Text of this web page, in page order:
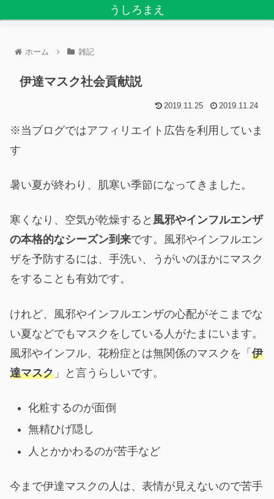
うしろまえ
ホーム 雑記
伊達マスク社会貢献説
2019.11.25 2019.11.24
※当ブログではアフィリエイト広告を利用していま
す
暑い夏が終わり、肌寒い季節になってきました。
寒くなり、空気が乾燥すると 風邪やインフルエンザ
の本格的なシーズン到来です。風邪やインフルエン
ザを予防するには、手洗い、うがいのほかにマスク
をすることも有効です。
けれど、風邪やインフルエンザの心配がそこまでな
い夏などでもマスクをしている人がたまにいます。
風邪やインフル、花粉症とは無関係のマスクを「 伊
達マスク 」と言うらしいです。
化粧するのが面倒
無精ひげ隠し
人とかかわるのが苦手など
今まで伊達マスクの人は、表情が見えないので苦手